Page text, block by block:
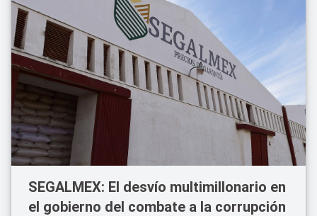
SEGALMEX: El desvío multimillonario en
el gobierno del combate a la corrupción